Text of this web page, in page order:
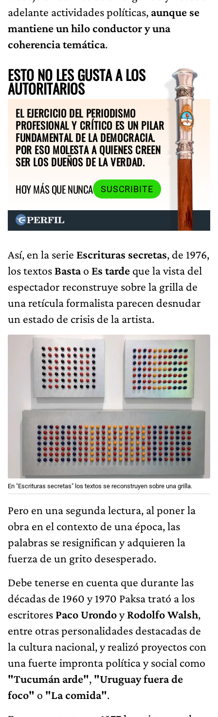
adelante actividades políticas, aunque se
mantiene un hilo conductor y una
coherencia temática.
ESTO NO LES GUSTA A LOS
AUTORITARIOS
EL EJERCICIO DEL PERIODISMO
PROFESIONAL Y CRÍTICO ES UN PILAR
FUNDAMENTAL DE LA DEMOCRACIA.
POR ESO MOLESTA A QUIENES CREEN
SER LOS DUEÑOS DE LA VERDAD.
HOY MÁS QUE NUNCA
SUSCRIBITE
Así, en la serie Escrituras secretas, de 1976,
los textos Bastao Es tarde que la vista del
espectador reconstruye sobre la grilla de
una retícula formalista parecen desnudar
un estado de crisis de la artista.
En "Escrituras secretas" los textos se reconstruyen sobre una grilla.
Pero en una segunda lectura, al poner la
obra en el contexto de una época, las
palabras se resignifican y adquieren la
fuerza de un grito desesperado.
Debe tenerse en cuenta que durante las
décadas de 1960 y 1970 Paksa trató a los
escritores Paco UrondoyRodolfo Walsh,
entre otras personalidades destacadas de
la cultura nacional, y realizó proyectos con
una fuerte impronta política y social como
"Tucumán arde", "Uruguay fuera de
foco" o "La comida".